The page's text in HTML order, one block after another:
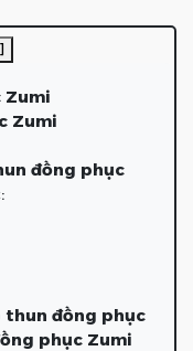
Zumi
Zumi
đồng phục
đồng phục
phục Zumi